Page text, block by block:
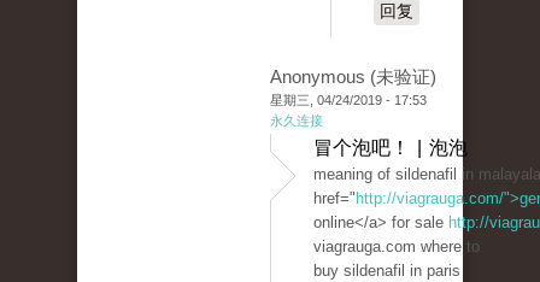
回复
Anonymous (未验证)
星期三, 04/24/2019 - 17:53
永久连接
冒个泡吧！ | 泡泡
meaning of sildenafil in
href=" http://viagrauga.com/
online</a> for sale http://
viagrauga.com where to
buy sildenafil in paris